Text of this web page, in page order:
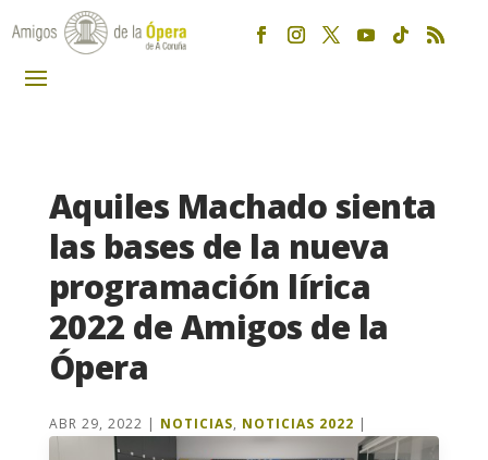
Aquiles Machado sienta
las bases de la nueva
programación lírica
2022 de Amigos de la
Ópera
ABR 29, 2022 | NOTICIAS, NOTICIAS 2022 |